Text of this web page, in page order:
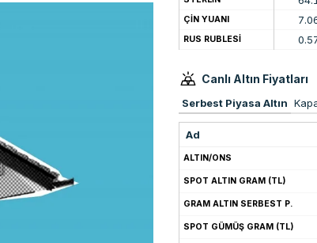
ÇİN YUANI
RUS RUBLESİ
Canlı Altın Fiyatları
Serbest Piyasa Altın
Ad
ALTIN/ONS
SPOT ALTIN GRAM (TL)
GRAM ALTIN SERBEST P.
SPOT GÜMÜŞ GRAM (TL)